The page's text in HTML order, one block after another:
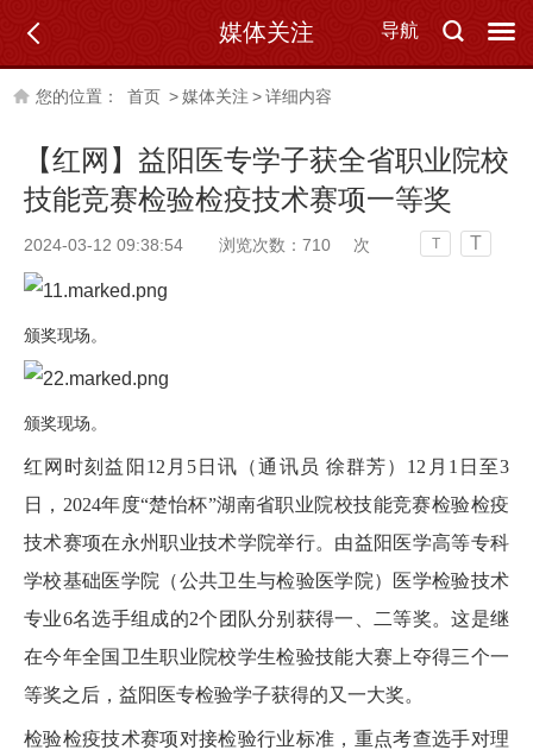
导航
媒体关注
您的位置： 首页 >媒体关注 >详细内容
【红网】益阳医专学子获全省职业院校
技能竞赛检验检疫技术赛项一等奖
2024-03-12 09:38:54 浏览次数： 710 次 T T
颁奖现场。
颁奖现场。
红网时刻益阳12月5日讯（通讯员 徐群芳）12月1日至3
日，2024年度“楚怡杯”湖南省职业院校技能竞赛检验检疫
技术赛项在永州职业技术学院举行。由益阳医学高等专科
学校基础医学院（公共卫生与检验医学院）医学检验技术
专业6名选手组成的2个团队分别获得一、二等奖。这是继
在今年全国卫生职业院校学生检验技能大赛上夺得三个一
等奖之后，益阳医专检验学子获得的又一大奖。
检验检疫技术赛项对接检验行业标准，重点考查选手对理